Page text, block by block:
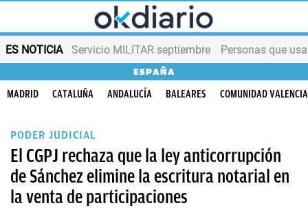
ES NOTICIA Servicio MILITAR septiembre Personas que
ESPAÑA
MADRID CATALUÑA ANDALUCÍA BALEARES COMUNIDAD
PODER JUDICIAL
El CGPJ rechaza que la ley anticorrupción
de Sánchez elimine la escritura notarial en
la venta de participaciones